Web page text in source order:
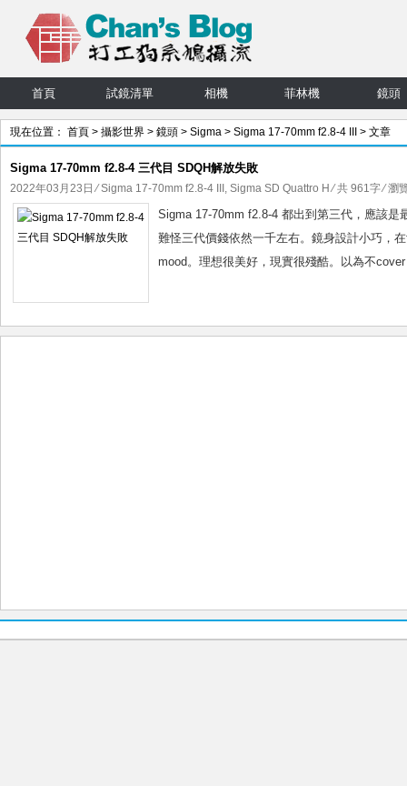
首頁 試鏡清單 相機 菲林機 鏡頭
現在位置： 首頁 > 攝影世界 > 鏡頭 > Sigma > Sigma 17-70mm f2.8-4 III > 文章
Sigma 17-70mm f2.8-4 三代目 SDQH解放失敗
2022年03月23日 ⁄Sigma 17-70mm f2.8-4 III , Sigma SD Quattro H ⁄ 共 961字 ⁄ 瀏
Sigma 17-70mm f2.8-4 都出到第三代，應該
難怪三代價錢依然一千左右。鏡身設計小巧，
mood。理想很美好，現實很殘酷。以為不